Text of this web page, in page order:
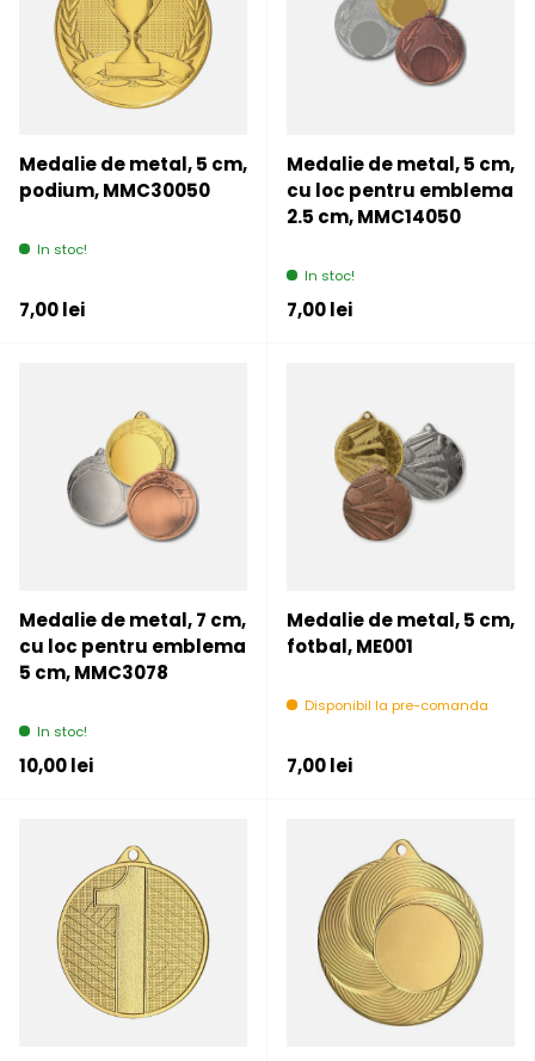
Medalie de metal, 5 cm,
podium, MMC30050
In stoc!
Pret initial
7,00 lei
Medalie de metal, 5 cm,
cu loc pentru emblema
2.5 cm, MMC14050
In stoc!
Pret initial
7,00 lei
Medalie de metal, 7 cm,
cu loc pentru emblema
5 cm, MMC3078
In stoc!
Pret initial
10,00 lei
Medalie de metal, 5 cm,
fotbal, ME001
Disponibil la pre-comanda
Pret initial
7,00 lei